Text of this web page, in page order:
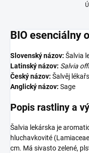
BIO esenciálny
Slovenský názov: Šalvia
Latinský názov: Salvia
Český názov: Šalvěj
Anglický názov: Sage
Popis rastliny a
Šalvia lekárska je
hluchavkovité
cm. Má sivasto zelené,